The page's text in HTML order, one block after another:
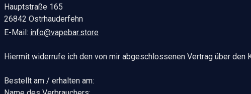
Hauptstraße 165
26842 Ostrhauderfehn
E-Mail: info@vapebar.store
Hiermit widerrufe ich den von mir abgeschlossenen Vertrag über den
Bestellt am / erhalten am: